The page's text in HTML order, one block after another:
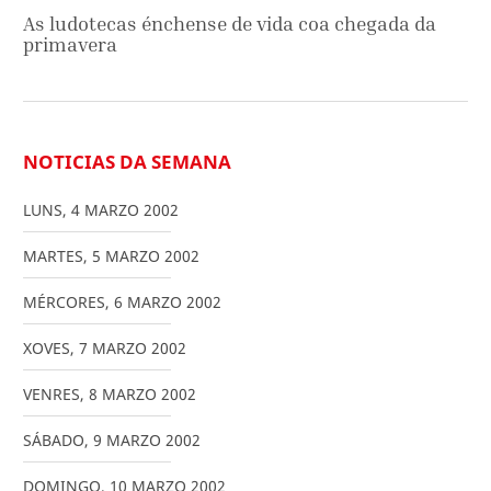
As ludotecas énchense de vida coa chegada da
primavera
NOTICIAS DA SEMANA
LUNS, 4 MARZO 2002
MARTES, 5 MARZO 2002
MÉRCORES, 6 MARZO 2002
XOVES, 7 MARZO 2002
VENRES, 8 MARZO 2002
SÁBADO, 9 MARZO 2002
DOMINGO, 10 MARZO 2002